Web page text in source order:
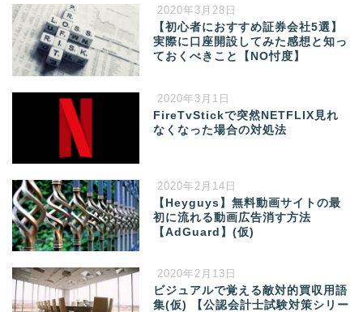
2020年3月28日
【初心者におすすめ証券会社5選】
実際に口座開設してみた感想と知っ
ておくべきこと【NO忖度】
2020年3月1日
FireTvStickで突然NETFLIX見れ
なくなった場合の対処法
2020年2月14日
【Heyguys】無料動画サイトの最
初に流れる動画広告消す方法
【AdGuard】(仮)
2020年2月13日
ビジュアルで覚える敵対的買収用語
集(仮) 【公認会計士試験対策シリー